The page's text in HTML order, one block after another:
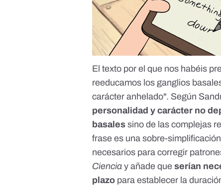
El texto por el que nos habéis
reeducamos los ganglios
carácter anhelado". Según
personalidad y carácter no
basales sino de las complejas
frase es una sobre-
necesarios para corregir
Ciencia y añade queserían
plazo para establecer la